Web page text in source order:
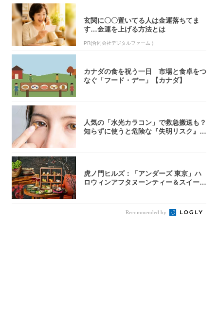
玄関に〇〇置いてる人は金運落ちてま
す…金運を上げる方法とは
PR(合同会社デジタルファーム )
カナダの食を祝う一日 市場と食卓をつ
なぐ「フード・デー」【カナダ】
人気の「水光カラコン」で救急搬送も？
知らずに使うと危険な『失明リスク』と
虎ノ門ヒルズ：「アンダーズ 東京」ハ
ロウィンアフタヌーンティー＆スイーツ
Recommended by